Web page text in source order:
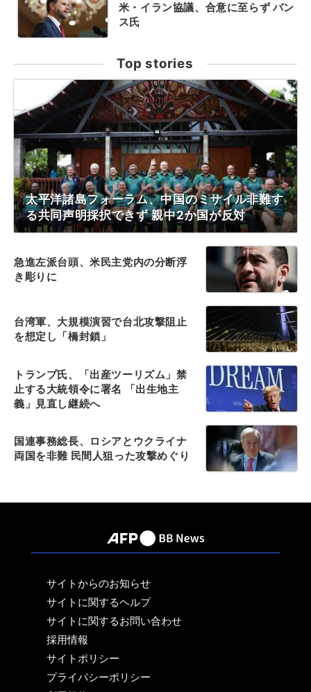
米・イラン協議、合意に至らず バン
ス氏
Top stories
太平洋諸島フォーラム、中国のミサイル非難す
る共同声明採択できず 親中2か国が反対
急進左派台頭、米民主党内の分断浮
き彫りに
台湾軍、大規模演習で台北攻撃阻止
を想定し「橋封鎖」
トランプ氏、「出産ツーリズム」禁
止する大統領令に署名 「出生地主
義」見直し継続へ
国連事務総長、ロシアとウクライナ
両国を非難 民間人狙った攻撃めぐり
サイトからのお知らせ
サイトに関するヘルプ
サイトに関するお問い合わせ
採用情報
サイトポリシー
プライバシーポリシー